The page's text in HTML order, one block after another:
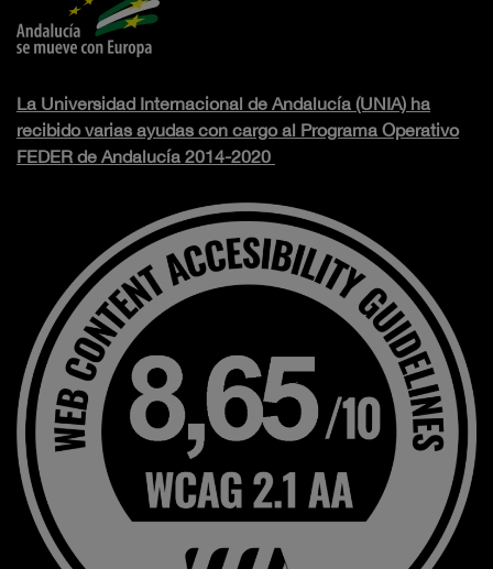
La Universidad Internacional de Andalucía (UNIA) ha
recibido varias ayudas con cargo al Programa Operativo
FEDER de Andalucía 2014-2020